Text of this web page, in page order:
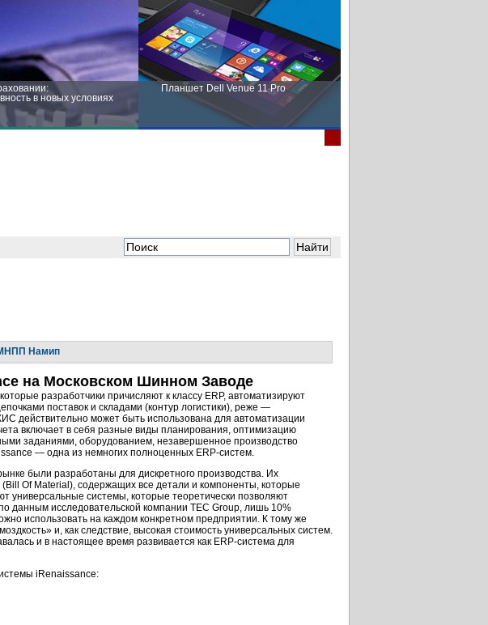
в новых условиях
Планшет Dell Venue 11 Pro
на Московском Шинном Заводе
разработчики причисляют к классу ERP, автоматизируют
поставок и складами (контур логистики), реже —
действительно может быть использована для автоматизации
включает в себя разные виды планирования, оптимизацию
заданиями, оборудованием, незавершенное производство
— одна из немногих полноценных ERP-систем.
были разработаны для дискретного производства. Их
Of Material), содержащих все детали и компоненты, которые
универсальные системы, которые теоретически позволяют
данным исследовательской компании TEC Group, лишь 10%
использовать на каждом конкретном предприятии. К тому же
и, как следствие, высокая стоимость универсальных систем.
и в настоящее время развивается как ERP-система для
iRenaissance: